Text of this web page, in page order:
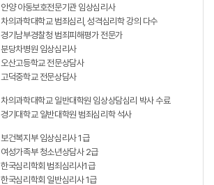
안양 아동보호전문기관 임상심리사
차의과학대학교 범죄심리, 성격심리학 강의 다수
경기남부경찰청 범죄피해평가 전문가
분당차병원 임상심리사
오산고등학교 전문상담사
고덕중학교 전문상담사
차의과학대학교 일반대학원 임상상담심리 박사 수료
경기대학교 일반대학원 범죄심리학 석사
보건복지부 임상심리사 1급
여성가족부 청소년상담사 2급
한국심리학회 범죄심리사1급
한국심리학회 일반심리사 1급